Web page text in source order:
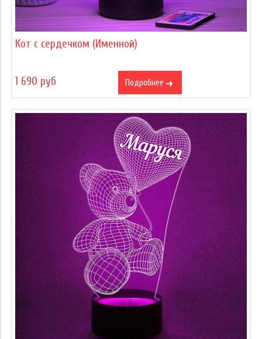
Кот с сердечком (Именной)
1 690 руб Подробнее